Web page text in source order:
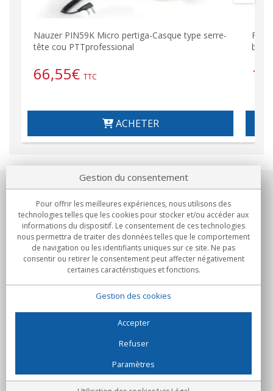
Nauzer PIN59K Micro pertiga-Casque type serre-
tête cou PTTprofessional
66,55€ TTC
ACHETER
Notre société
Engagements
Achats
C/Flassaders, 13, Nave 6, 08130 Santa Perpètua de Mogoda
(Barcelone) - Espagne
Gestion du consentement
Pour offrir les meilleures expériences, nous utilisons des
technologies telles que les cookies pour stocker et/ou accéder aux
informations du dispositif. Le consentement de ces technologies
nous permettra de traiter des données telles que le comportement
de navigation ou les identifiants uniques sur ce site. Ne pas
consentir ou retirer le consentement peut affecter négativement
certaines caractéristiques et fonctions.
Gestion des cookies
Accepter
Refuser
Paramètres